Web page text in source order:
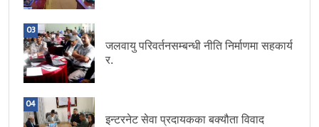
03
जलवायु परिवर्तनसम्बन्धी नीति निर्माणमा सहकार्य
र.
04
इन्टरनेट सेवा प्रदायकका बक्यौता विवाद